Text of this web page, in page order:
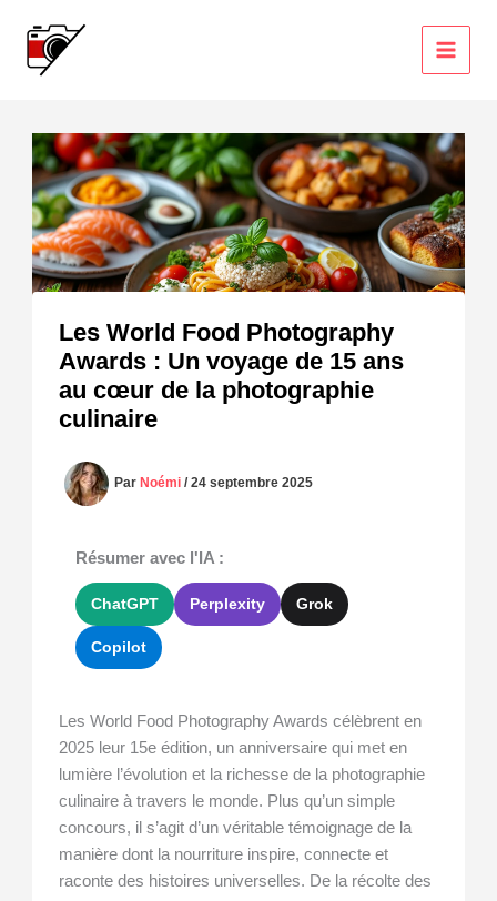
contenu
Les World Food Photography
Awards : Un voyage de 15 ans
au cœur de la photographie
culinaire
ParNoémi/24 septembre 2025
Résumer avec l'IA :
ChatGPT Perplexity Grok
Copilot
Les World Food Photography Awards célèbrent en
2025 leur 15e édition, un anniversaire qui met en
lumière l’évolution et la richesse de la photographie
culinaire à travers le monde. Plus qu’un simple
concours, il s’agit d’un véritable témoignage de la
manière dont la nourriture inspire, connecte et
raconte des histoires universelles. De la récolte des